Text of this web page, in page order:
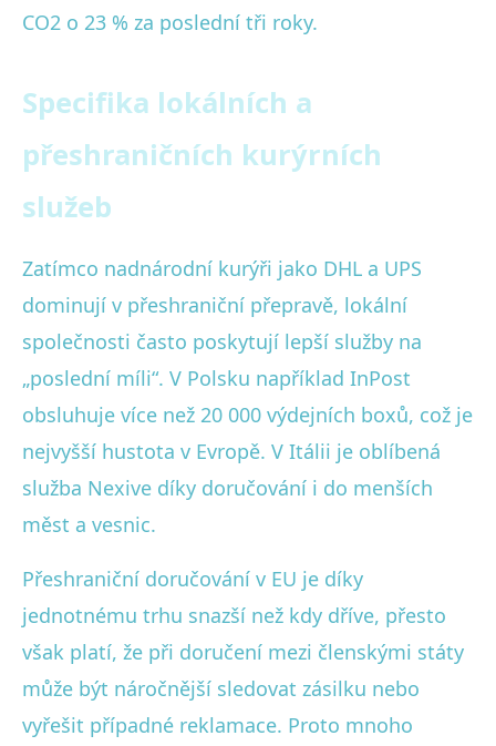
CO2 o 23 % za poslední tři roky.
Specifika lokálních a
přeshraničních kurýrních
služeb
Zatímco nadnárodní kurýři jako DHL a UPS
dominují v přeshraniční přepravě, lokální
společnosti často poskytují lepší služby na
„poslední míli“. V Polsku například InPost
obsluhuje více než 20 000 výdejních boxů, což je
nejvyšší hustota v Evropě. V Itálii je oblíbená
služba Nexive díky doručování i do menších
měst a vesnic.
Přeshraniční doručování v EU je díky
jednotnému trhu snazší než kdy dříve, přesto
však platí, že při doručení mezi členskými státy
může být náročnější sledovat zásilku nebo
vyřešit případné reklamace. Proto mnoho